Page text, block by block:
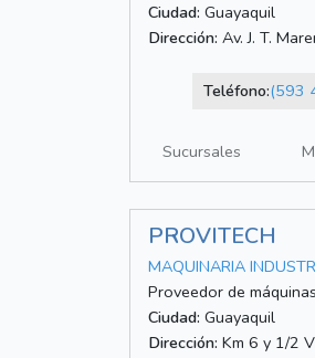
Ciudad: Guayaquil
Dirección: Av. J. T.
Teléfono:(593
Sucursales
PROVITECH
MAQUINARIA
Proveedor de
Ciudad: Guayaquil
Dirección: Km 6 y 1/2